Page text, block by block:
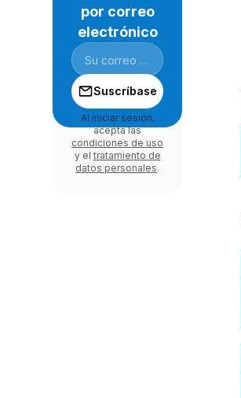
por correo
electrónico
Suscríbase
Al iniciar sesión,
acepta las
condiciones de uso
y el tratamiento de
datos personales.